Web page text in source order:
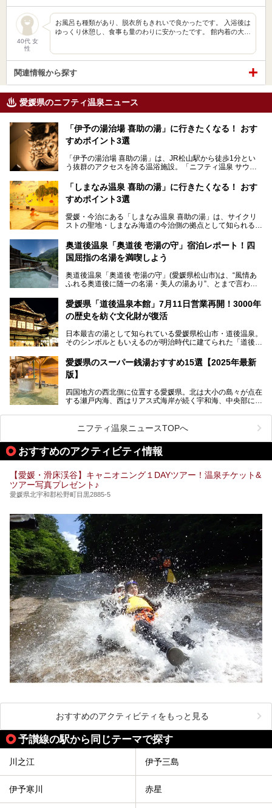
40代 女
性
お風呂も種類があり、脱衣所もきれいで良かったです。 入浴後は
ゆっくり休憩し、食事も量のわりに安かったです。 館内着の大…
関連情報から探す
愛媛県のニフティ温泉ニュース
「伊予の湯治場 喜助の湯」に行きたくなる！ おす
すめポイント3選
「伊予の湯治場 喜助の湯」は、JR松山駅から徒歩1分とい
う抜群のアクセスを誇る温浴施設。「ニフティ温泉 サウナ
ナーが訪れる人気スポットです。天然温泉・サウナ・岩盤
浴・食事・宿泊まで“癒しのすべて”がそろう人気施設の中で
も、特におすすめしたい3つのポイントについて厳選してお
「しまなみ温泉 喜助の湯」に行きたくなる！ おす
すめポイント3選
愛媛・今治にある「しまなみ温泉 喜助の湯」は、サイクリ
ストの聖地・しまなみ海道の今治側の拠点として知られる人
ばれていて、自転車ロッカーや工具、給水サービスなど、旅
人に嬉しい工夫がたっぷり。お風呂は内湯から半露天、サウ
ナまで種類豊富で広々空間。泉質も温度もバリエーション豊
ポイントについて厳選してお届けします。読めばきっと、行
きたくなること間違いなし！
奥道後温泉「奥道後 壱湯の守」宿泊レポート！四
国屈指の名湯を満喫しよう
奥道後温泉「奥道後 壱湯の守」(愛媛県松山市)は、“風情あ
ふれる奥道後に随一の名湯・美人の湯あり”、とまで言われ
露天風呂。日々の生活から隔離された非日常感を味わえま
す。
ト。今回はニフティ温泉ライターである筆者自ら宿泊し、名
物の大露天風呂「翠明の湯」の全浴槽をご紹介。また、パブ
その魅力をご紹介します！
愛媛県「道後温泉本館」7月11日営業再開！3000年
の歴史を紡ぐ文化財が復活
日本最古の湯として知られている愛媛県松山市・道後温泉。
そのシンボルともいえるのが明治時代に建てられた「道後温
いた保存修理工事が終わり、いよいよ2024年7月11日から
全館営業再開となります。
愛媛県のスーパー銭湯おすすめ15選【2025年最新
版】
四国地方の西北側に位置する愛媛県。北は大小の島々が点在
する瀬戸内海、西はリアス式海岸が続く宇和海、中央部には
な自然と、温暖な気候が魅力の県です。
日本最古の温泉といわれる道後温泉を筆頭に、多くの温泉が
ある愛媛県は、スーパー銭湯も豊富です。中には、中四国地
方を代表する人気の施設も。今回は、愛媛県の誇るスーパー
銭湯をピックアップしました。
ニフティ温泉ニュースTOPへ
おすすめのアクティビティ情報
【愛媛・滑床渓谷】キャニオニング１DAYツアー！温泉チケット&
ツアー写真プレゼント♪
愛媛県北宇和郡松野町目黒2885-5
おすすめのアクティビティをもっと見る
予讃線の駅から同じテーマで探す
川之江 伊予三島
伊予寒川 赤星